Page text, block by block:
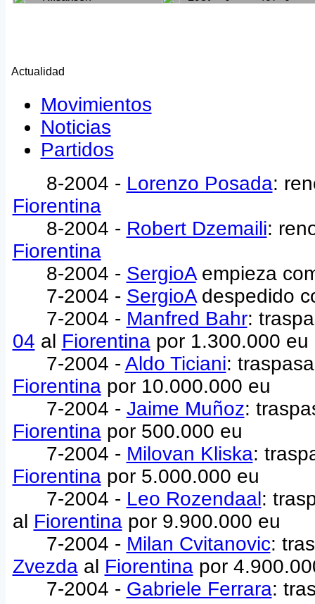
Actualidad
Movimientos
Noticias
Partidos
8-2004 - Lorenzo Posada:
Fiorentina
8-2004 - Robert Dzemaili:
Fiorentina
8-2004 - SergioAempieza
7-2004 - SergioAdespedido
7-2004 - Manfred Bahr:
04 al Fiorentinapor 1.300.000 eu
7-2004 - Aldo Ticiani:
Fiorentinapor 10.000.000 eu
7-2004 - Jaime Muñoz:
Fiorentinapor 500.000 eu
7-2004 - Milovan Kliska:
Fiorentinapor 5.000.000 eu
7-2004 - Leo Rozendaal:
al Fiorentinapor 9.900.000 eu
7-2004 - Milan Cvitanovic:
Zvezdaal Fiorentinapor
7-2004 - Gabriele Ferrara: